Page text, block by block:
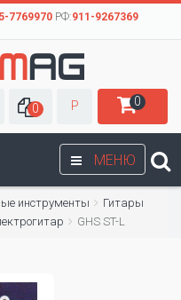
7769970РФ:911-9267369
0 Р 0
МЕНЮ
инструменты
Гитары
GHS ST-L